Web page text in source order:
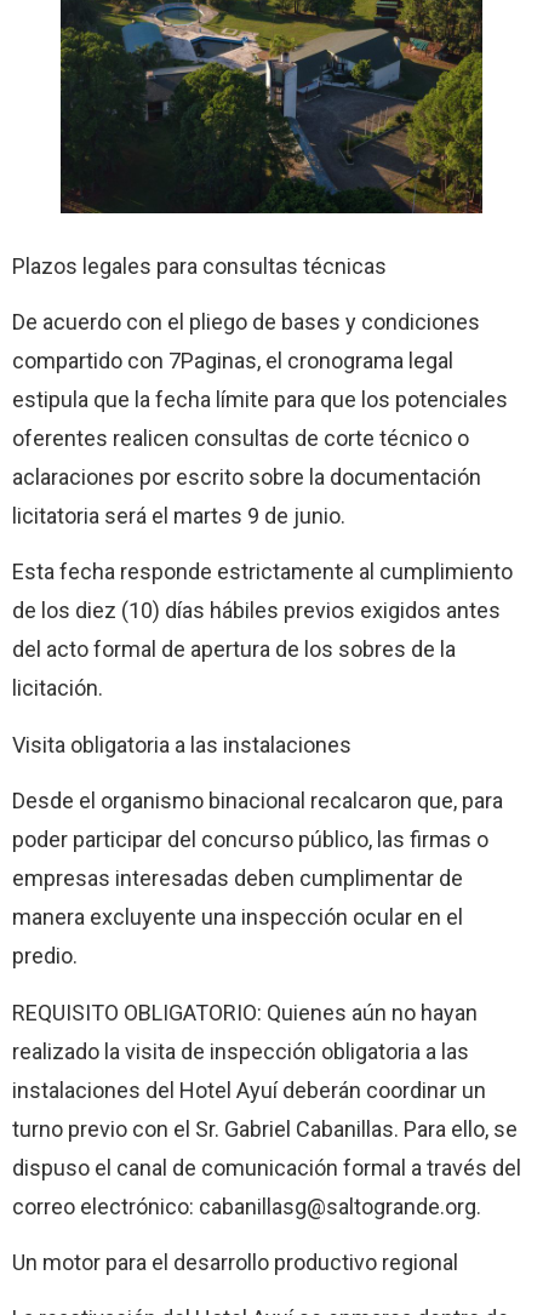
Plazos legales para consultas técnicas
De acuerdo con el pliego de bases y condiciones
compartido con 7Paginas, el cronograma legal
estipula que la fecha límite para que los potenciales
oferentes realicen consultas de corte técnico o
aclaraciones por escrito sobre la documentación
licitatoria será el martes 9 de junio.
Esta fecha responde estrictamente al cumplimiento
de los diez (10) días hábiles previos exigidos antes
del acto formal de apertura de los sobres de la
licitación.
Visita obligatoria a las instalaciones
Desde el organismo binacional recalcaron que, para
poder participar del concurso público, las firmas o
empresas interesadas deben cumplimentar de
manera excluyente una inspección ocular en el
predio.
REQUISITO OBLIGATORIO: Quienes aún no hayan
realizado la visita de inspección obligatoria a las
instalaciones del Hotel Ayuí deberán coordinar un
turno previo con el Sr. Gabriel Cabanillas. Para ello, se
dispuso el canal de comunicación formal a través del
correo electrónico: cabanillasg@saltogrande.org.
Un motor para el desarrollo productivo regional